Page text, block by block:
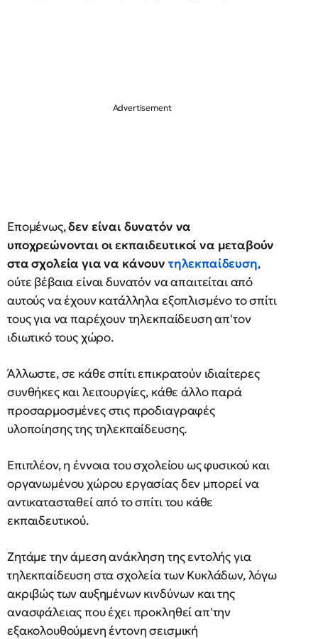
Επομένως,δεν είναι δυνατόν να
υποχρεώνονται οι εκπαιδευτικοί να μεταβούν
στα σχολεία για να κάνουν τηλεκπαίδευση,
ούτε βέβαια είναι δυνατόν να απαιτείται από
αυτούς να έχουν κατάλληλα εξοπλισμένο το σπίτι
τους για να παρέχουν τηλεκπαίδευση απ'τον
ιδιωτικό τους χώρο.
Άλλωστε, σε κάθε σπίτι επικρατούν ιδιαίτερες
συνθήκες και λειτουργίες, κάθε άλλο παρά
προσαρμοσμένες στις προδιαγραφές
υλοποίησης της τηλεκπαίδευσης.
Επιπλέον, η έννοια του σχολείου ως φυσικού και
οργανωμένου χώρου εργασίας δεν μπορεί να
αντικατασταθεί από το σπίτι του κάθε
εκπαιδευτικού.
Ζητάμε την άμεση ανάκληση της εντολής για
τηλεκπαίδευση στα σχολεία των Κυκλάδων, λόγω
ακριβώς των αυξημένων κινδύνων και της
ανασφάλειας που έχει προκληθεί απ'την
εξακολουθούμενη έντονη σεισμική